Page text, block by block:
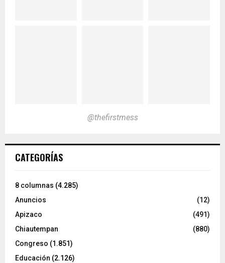
@thefirstmess
CATEGORÍAS
8 columnas (4.285)
Anuncios
(12)
Apizaco
(491)
Chiautempan
(880)
Congreso (1.851)
Educación (2.126)